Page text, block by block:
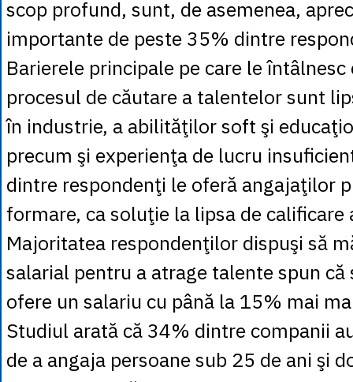
scop profund, sunt, de asemenea,
importante de peste 35% dintre
Barierele principale pe care le
procesul de căutare a talentelor sunt
în industrie, a abilităţilor soft şi
precum şi experienţa de lucru
dintre respondenţi le oferă angajaţilor
formare, ca soluţie la lipsa de calificare
Majoritatea respondenţilor dispuşi să
salarial pentru a atrage talente spun că
ofere un salariu cu până la 15% mai
Studiul arată că 34% dintre companii
de a angaja persoane sub 25 de ani şi